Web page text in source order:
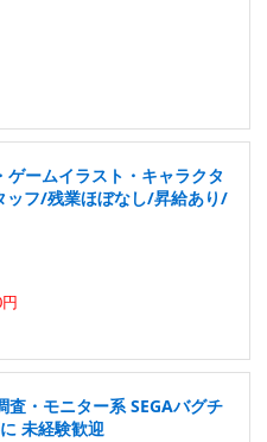
ゲームイラスト・キャラクタ
ッフ/残業ほぼなし/昇給あり/
・モニター系 SEGAバグチ
未経験歓迎